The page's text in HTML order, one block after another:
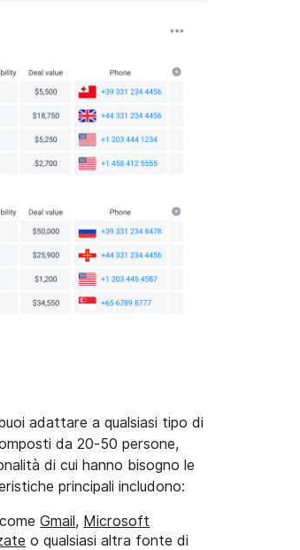
adattare a qualsiasi tipo di
da 20-50 persone,
di cui hanno bisogno le
principali includono:
Gmail, Microsoft
o qualsiasi altra fonte di